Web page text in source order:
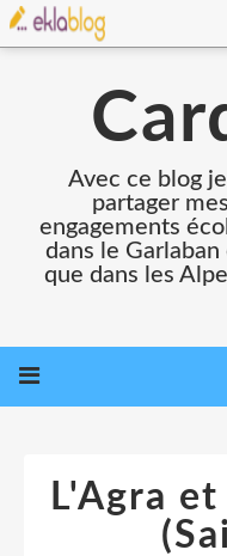
Avec ce blog
partager
engagements
dans le
que dans les
L'Agra